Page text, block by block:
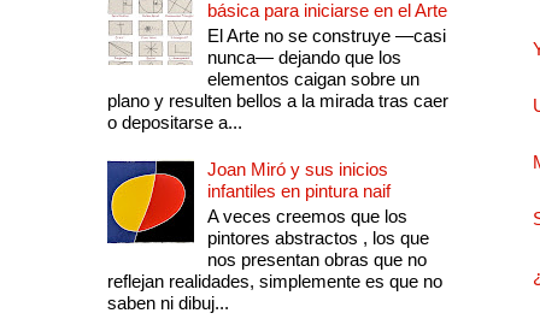
básica para iniciarse en el Arte
El Arte no se construye —casi
nunca— dejando que los
elementos caigan sobre un
plano y resulten bellos a la mirada tras caer
o depositarse a...
Joan Miró y sus inicios
infantiles en pintura naif
A veces creemos que los
pintores abstractos , los que
nos presentan obras que no
reflejan realidades, simplemente es que no
saben ni dibuj...